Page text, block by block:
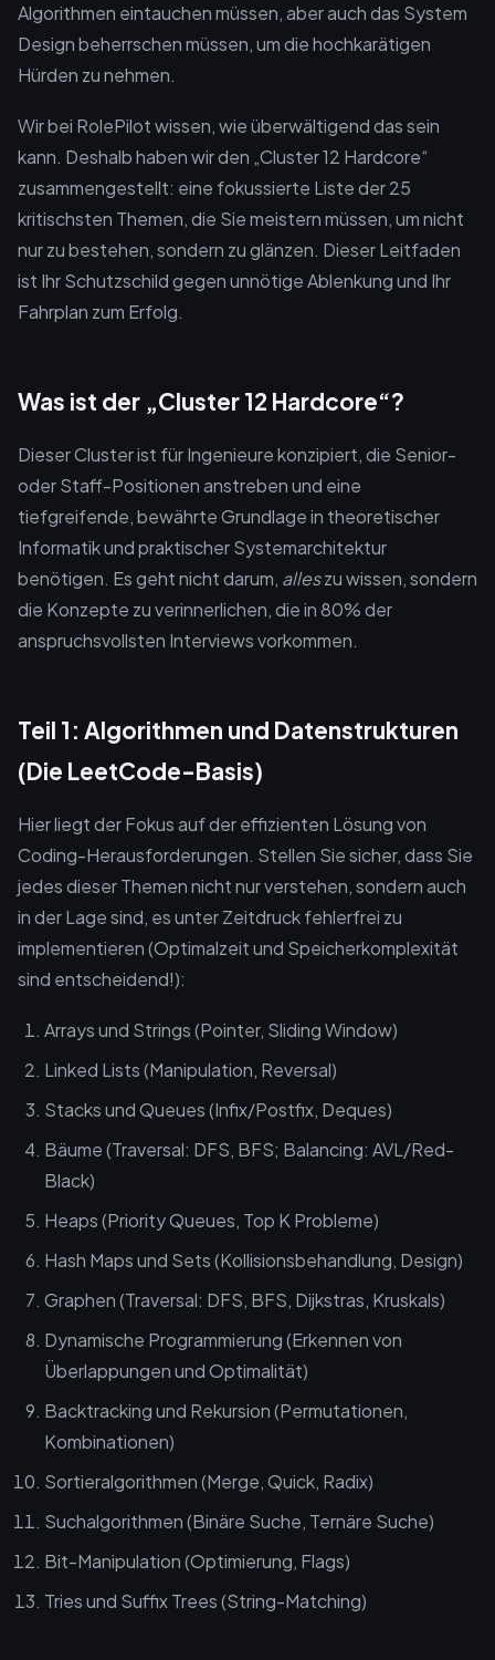
Algorithmen eintauchen müssen, aber auch das System
Design beherrschen müssen, um die hochkarätigen
Hürden zu nehmen.
Wir bei RolePilot wissen, wie überwältigend das sein
kann. Deshalb haben wir den „Cluster 12 Hardcore“
zusammengestellt: eine fokussierte Liste der 25
kritischsten Themen, die Sie meistern müssen, um nicht
nur zu bestehen, sondern zu glänzen. Dieser Leitfaden
ist Ihr Schutzschild gegen unnötige Ablenkung und Ihr
Fahrplan zum Erfolg.
Was ist der „Cluster 12 Hardcore“?
Dieser Cluster ist für Ingenieure konzipiert, die Senior-
oder Staff-Positionen anstreben und eine
tiefgreifende, bewährte Grundlage in theoretischer
Informatik und praktischer Systemarchitektur
benötigen. Es geht nicht darum, alleszu wissen, sondern
die Konzepte zu verinnerlichen, die in 80% der
anspruchsvollsten Interviews vorkommen.
Teil 1: Algorithmen und Datenstrukturen
(Die LeetCode-Basis)
Hier liegt der Fokus auf der effizienten Lösung von
Coding-Herausforderungen. Stellen Sie sicher, dass Sie
jedes dieser Themen nicht nur verstehen, sondern auch
in der Lage sind, es unter Zeitdruck fehlerfrei zu
implementieren (Optimalzeit und Speicherkomplexität
sind entscheidend!):
Arrays und Strings (Pointer, Sliding Window)
Linked Lists (Manipulation, Reversal)
Stacks und Queues (Infix/Postfix, Deques)
Bäume (Traversal: DFS, BFS; Balancing: AVL/Red-
Black)
Heaps (Priority Queues, Top K Probleme)
Hash Maps und Sets (Kollisionsbehandlung, Design)
Graphen (Traversal: DFS, BFS, Dijkstras, Kruskals)
Dynamische Programmierung (Erkennen von
Überlappungen und Optimalität)
Backtracking und Rekursion (Permutationen,
Kombinationen)
Sortieralgorithmen (Merge, Quick, Radix)
Suchalgorithmen (Binäre Suche, Ternäre Suche)
Bit-Manipulation (Optimierung, Flags)
Tries und Suffix Trees (String-Matching)